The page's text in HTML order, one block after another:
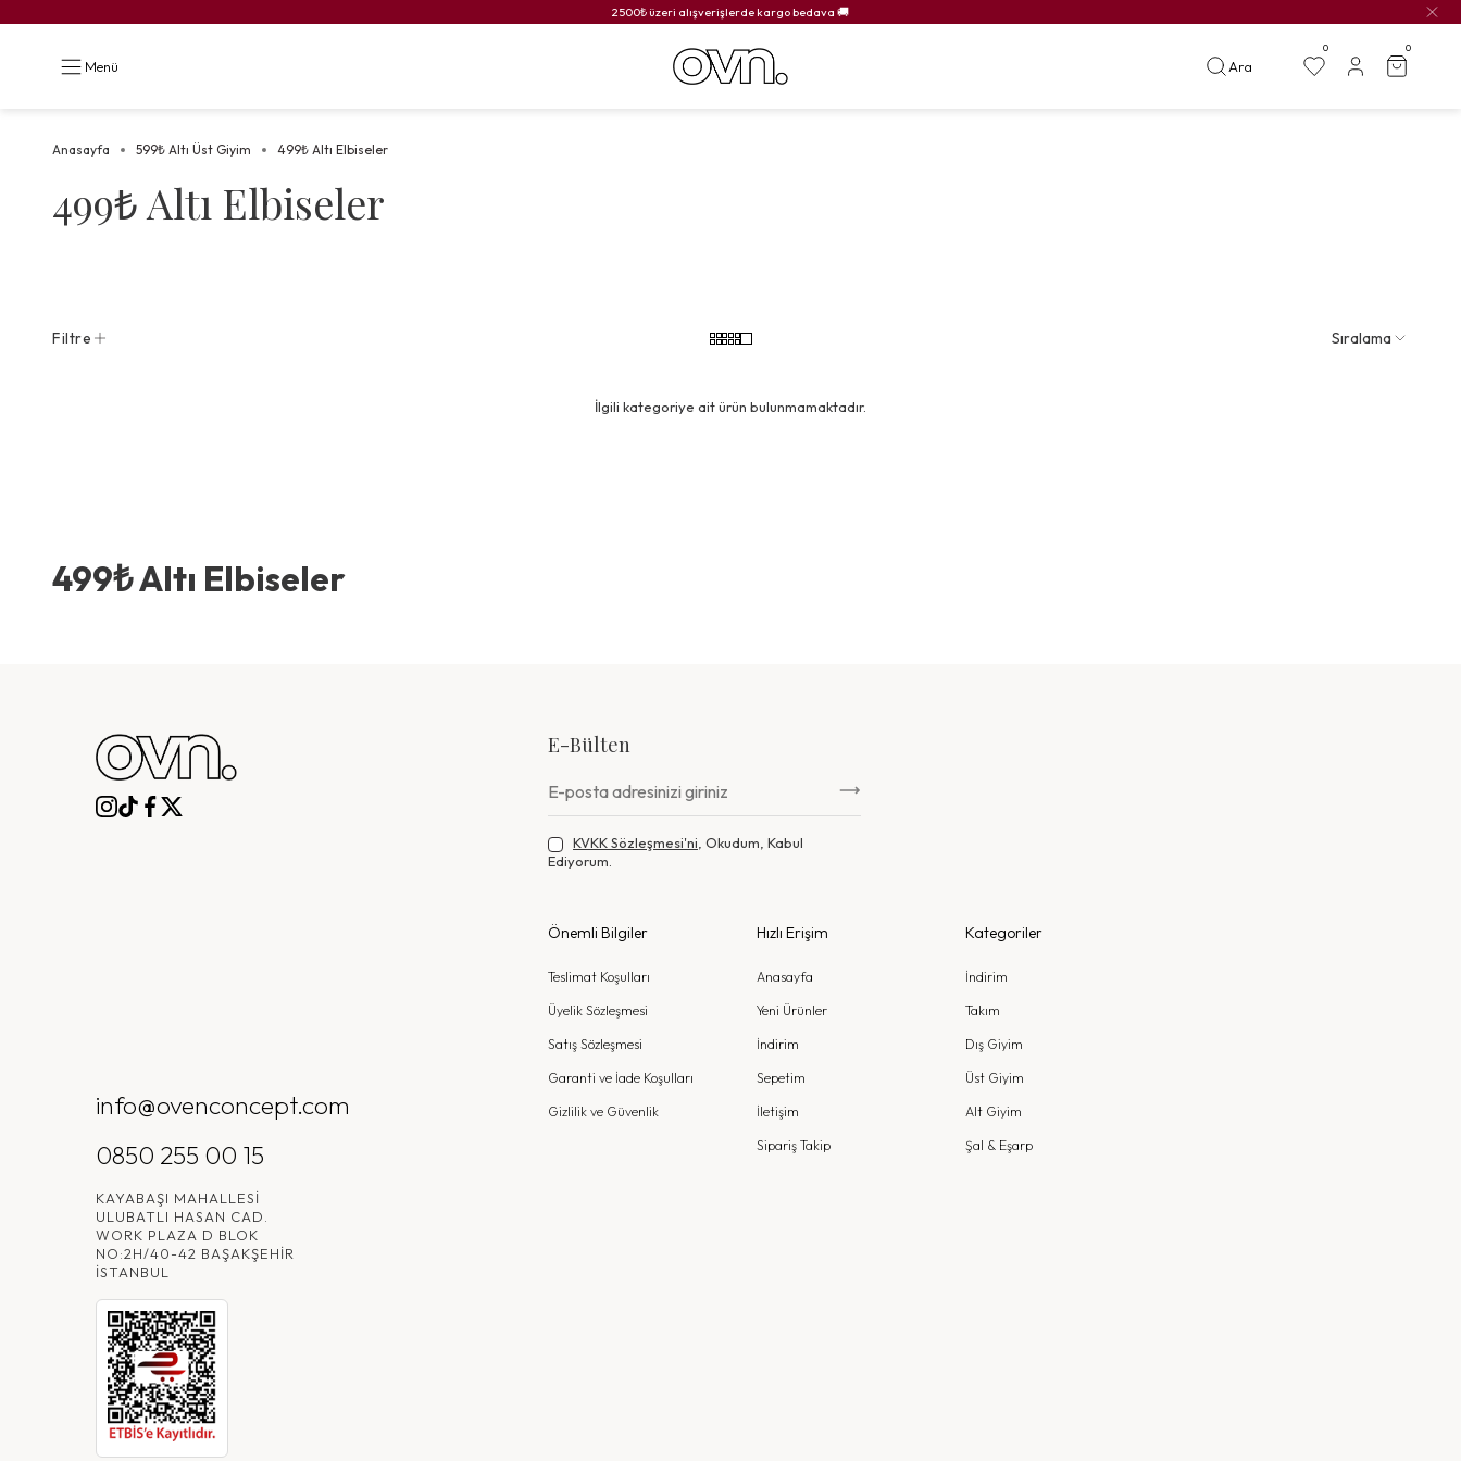
2500₺ üzeri alışverişlerde kargo bedava 🚚
Menü Ara
0 0
Anasayfa 599₺ Altı Üst Giyim 499₺ Altı Elbiseler
499₺ Altı Elbiseler
Filtre Sıralama
İlgili kategoriye ait ürün bulunmamaktadır.
499₺ Altı Elbiseler
info@ovenconcept.com
0850 255 00 15
KAYABAŞI MAHALLESI
ULUBATLI HASAN CAD.
WORK PLAZA D BLOK
NO:2H/40-42 BAŞAKŞEHIR
İSTANBUL
E-Bülten
KVKK Sözleşmesi'ni , Okudum, Kabul
Ediyorum.
Önemli Bilgiler
Teslimat Koşulları
Üyelik Sözleşmesi
Satış Sözleşmesi
Garanti ve İade Koşulları
Gizlilik ve Güvenlik
Hızlı Erişim
Anasayfa
Yeni Ürünler
İndirim
Sepetim
İletişim
Sipariş Takip
Kategoriler
İndirim
Takım
Dış Giyim
Üst Giyim
Alt Giyim
Şal & Eşarp